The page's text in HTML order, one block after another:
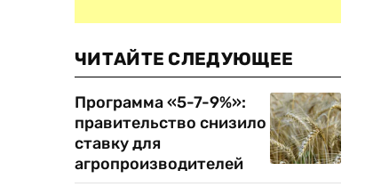
ЧИТАЙТЕ СЛЕДУЮЩЕЕ
Программа «5-7-9%»:
правительство снизило
ставку для
агропроизводителей